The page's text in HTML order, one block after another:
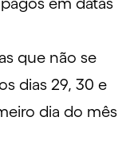
que não se
dias 29, 30 e
dia do mês